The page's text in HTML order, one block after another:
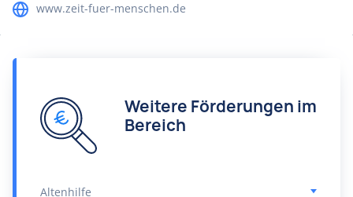
www.zeit-fuer-menschen.de
Weitere Förderungen im
Bereich